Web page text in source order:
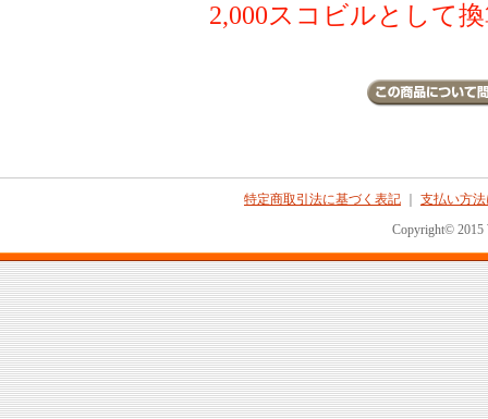
2,000スコビルとして
特定商取引法に基づく表記
支払い方
Copyright© 2015